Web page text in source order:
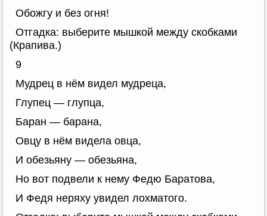
Обожгу и без огня!
Отгадка: выберите мышкой между скобками
(Крапива.)
9
Мудрец в нём видел мудреца,
Глупец — глупца,
Баран — барана,
Овцу в нём видела овца,
И обезьяну — обезьяна,
Но вот подвели к нему Федю Баратова,
И Федя неряху увидел лохматого.